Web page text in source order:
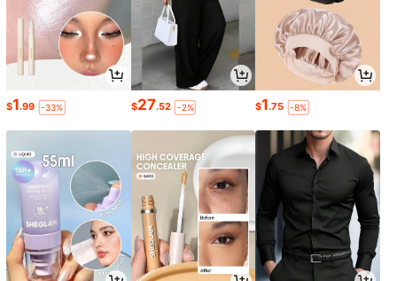
$1.99 -33% $27.52 -2% $1.75 -8%